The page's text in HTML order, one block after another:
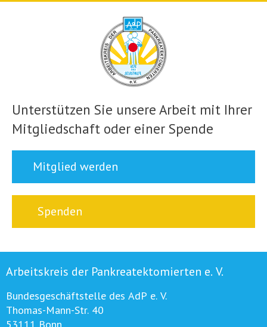
Unterstützen Sie unsere Arbeit mit Ihrer
Mitgliedschaft oder einer Spende
Mitglied werden
Spenden
Arbeitskreis der Pankreatektomierten e. V.
Bundesgeschäftstelle des AdP e. V.
Thomas-Mann-Str. 40
53111 Bonn